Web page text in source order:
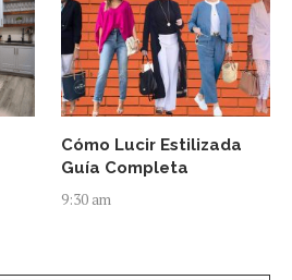
Cómo Lucir Estilizada
Guía Completa
9:30 am